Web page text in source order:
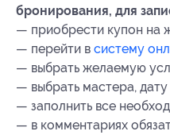
бронирования, для
— ⁠приобрести купон на
— ⁠перейти в систему
— ⁠выбрать желаемую
— ⁠выбрать мастера,
—⁠ ⁠заполнить все
— ⁠в комментариях